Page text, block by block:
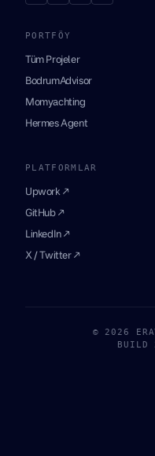
PORTFÖY
Tüm Projeler
BodrumAdvisor
Momyachting
Hermes Agent
PLATFORMLAR
Upwork ↗
GitHub ↗
LinkedIn ↗
X / Twitter ↗
© 2026